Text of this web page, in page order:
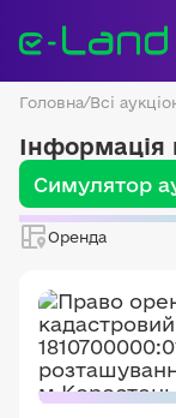
Головна/Всі
Інформація
Симулятор
Оренда